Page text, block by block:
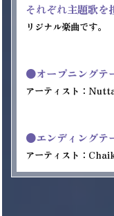
それぞれ主題歌を
リジナル楽曲です。
●オープニングテ
アーティスト：
●エンディングテ
アーティスト：